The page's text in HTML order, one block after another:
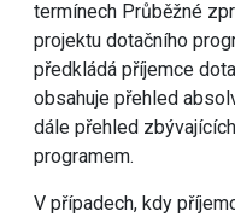
termínech Průběžné
projektu dotačního
předkládá příjemce
obsahuje přehled
dále přehled
programem.
V případech, kdy